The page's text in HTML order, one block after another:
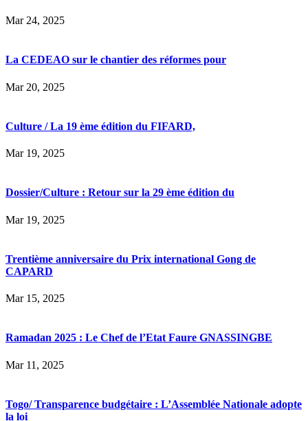
Mar 24, 2025
La CEDEAO sur le chantier des réformes pour
Mar 20, 2025
Culture / La 19 ème édition du FIFARD,
Mar 19, 2025
Dossier/Culture : Retour sur la 29 ème édition du
Mar 19, 2025
Trentième anniversaire du Prix international Gong de
CAPARD
Mar 15, 2025
Ramadan 2025 : Le Chef de l’Etat Faure GNASSINGBE
Mar 11, 2025
Togo/ Transparence budgétaire : L’Assemblée Nationale adopte
la loi